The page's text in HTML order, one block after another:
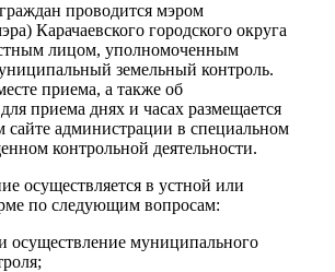
проводится мэром
Карачаевского городского округа
лицом, уполномоченным
земельный контроль.
приема, а также об
приема днях и часах размещается
сайте администрации в специальном
контрольной деятельности.
осуществляется в устной или
по следующим вопросам:
осуществление муниципального